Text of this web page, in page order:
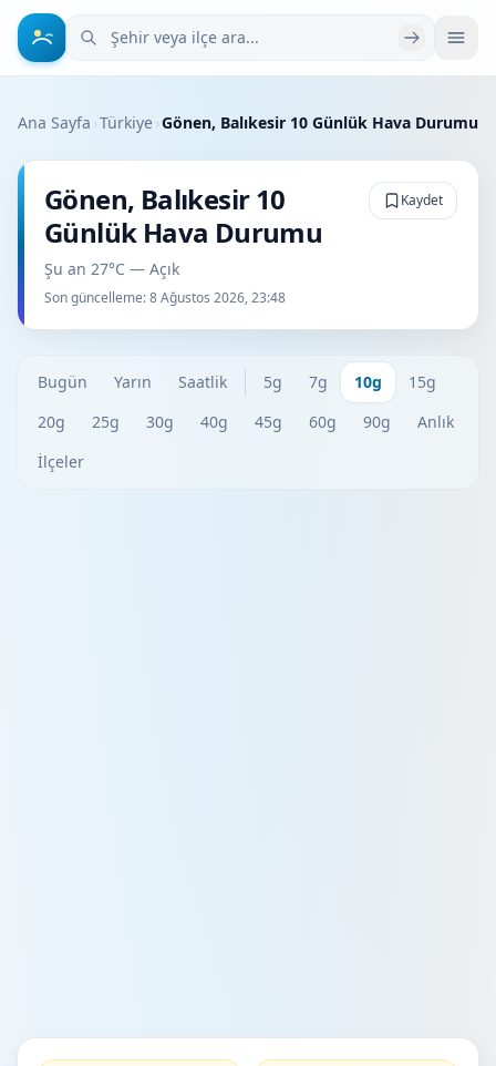
Şehir veya ilçe ara
Ana Sayfa ›Türkiye›Gönen, Balıkesir 10 Günlük Hava Durumu
Gönen, Balıkesir 10
Günlük Hava Durumu
Şu an 27°C — Açık
Son güncelleme:8 Ağustos 2026, 23:48
Kaydet
Bugün Yarın Saatlik 5g 7g 10g
15g
20g
25g 30g 40g 45g 60g 90g
Anlık
İlçeler